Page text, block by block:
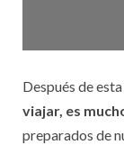
Después de
viajar, es
preparados de